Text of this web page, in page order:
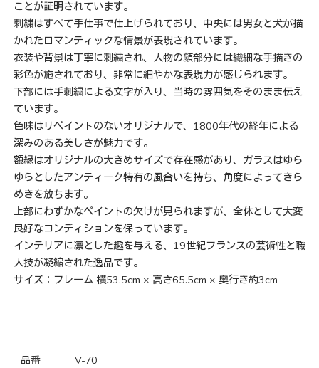
ことが証明されています。
刺繍はすべて手仕事で仕上げられており、中央には男女と犬が描
かれたロマンティックな情景が表現されています。
衣装や背景は丁寧に刺繍され、人物の顔部分には繊細な手描きの
彩色が施されており、非常に細やかな表現力が感じられます。
下部には手刺繍による文字が入り、当時の雰囲気をそのまま伝え
ています。
色味はリペイントのないオリジナルで、1800年代の経年による
深みのある美しさが魅力です。
額縁はオリジナルの大きめサイズで存在感があり、ガラスはゆら
ゆらとしたアンティーク特有の風合いを持ち、角度によってきら
めきを放ちます。
上部にわずかなペイントの欠けが見られますが、全体として大変
良好なコンディションを保っています。
インテリアに凛とした趣を与える、19世紀フランスの芸術性と職
人技が凝縮された逸品です。
サイズ：フレーム 横53.5cm × 高さ65.5cm × 奥行き約3cm
品番 V-70